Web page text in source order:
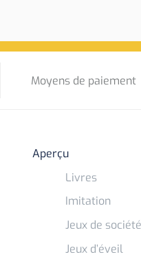
Moyens de paiement
Aperçu
Livres
Imitation
Jeux de société
Jeux d’éveil